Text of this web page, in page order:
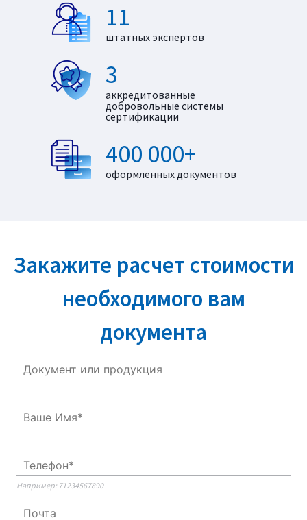
11
штатных экспертов
3
аккредитованные
добровольные системы
сертификации
400 000+
оформленных документов
Закажите расчет стоимости
необходимого вам
документа
Например: 71234567890